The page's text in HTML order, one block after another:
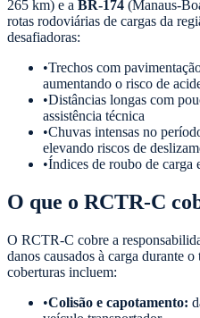
265 km) e a BR-174 (Manaus-
rotas rodoviárias de cargas da
desafiadoras:
•Trechos com
aumentando o risco de
•Distâncias longas com
assistência técnica
•Chuvas intensas no
elevando riscos de
•Índices de roubo de carga
O que o RCTR-C
O RCTR-C cobre a
danos causados à carga durante
coberturas incluem:
•Colisão e capotamento: